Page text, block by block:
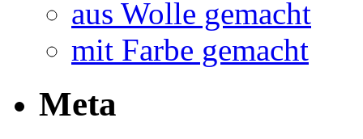
aus Wolle gemacht
mit Farbe gemacht
Meta